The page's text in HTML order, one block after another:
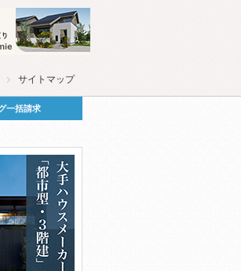
サイトマップ
一括請求